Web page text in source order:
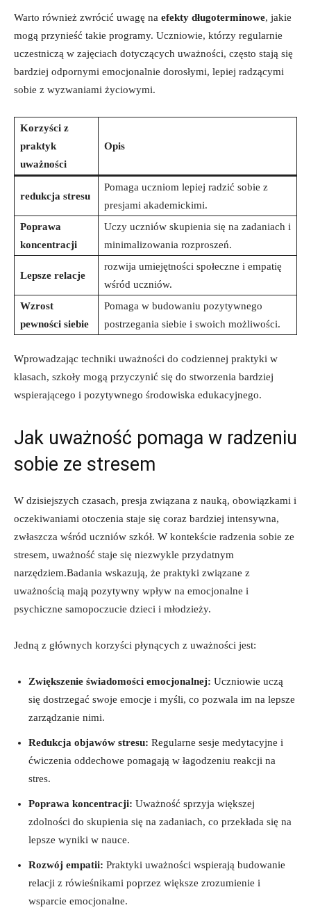
Warto również ​zwrócić uwagę na efekty długoterminowe, jakie
mogą przynieść takie programy. Uczniowie, którzy regularnie
uczestniczą w zajęciach dotyczących uważności, często stają się
bardziej ⁢odpornymi emocjonalnie dorosłymi, lepiej ‌radzącymi
sobie z wyzwaniami życiowymi.
Korzyści z
praktyk
uważności
Opis
redukcja stresu
Pomaga uczniom lepiej radzić sobie z
presjami akademickimi.
Poprawa
koncentracji
Uczy uczniów skupienia się na zadaniach i⁣
minimalizowania rozproszeń.
Lepsze relacje
rozwija umiejętności społeczne ‍i empatię
wśród uczniów.
Wzrost
pewności siebie
Pomaga w budowaniu pozytywnego
postrzegania siebie i swoich możliwości.
Wprowadzając techniki‌ uważności ‍do codziennej praktyki w⁢
klasach, szkoły mogą przyczynić się do stworzenia bardziej⁣
wspierającego i pozytywnego⁣ środowiska edukacyjnego.
Jak uważność pomaga w radzeniu
sobie ze⁢ stresem
W dzisiejszych ⁢czasach, presja związana z ⁢nauką, obowiązkami i
⁣oczekiwaniami otoczenia staje się ‌coraz bardziej intensywna,
zwłaszcza wśród uczniów szkół. W kontekście radzenia sobie ze
stresem, uważność staje⁢ się niezwykle​ przydatnym
⁤narzędziem.Badania​ wskazują, że praktyki związane ⁤z
uważnością mają‌ pozytywny wpływ na emocjonalne i‍
psychiczne‍ samopoczucie dzieci i młodzieży.
Jedną z głównych korzyści płynących z ⁤uważności jest:
Zwiększenie⁢ świadomości emocjonalnej: Uczniowie uczą
się dostrzegać swoje emocje ‍i myśli, co pozwala ​im na lepsze
zarządzanie‍ nimi.
Redukcja objawów stresu: ⁢Regularne⁣ sesje medytacyjne i
ćwiczenia oddechowe pomagają w ‍łagodzeniu reakcji na ​
stres.
Poprawa koncentracji: Uważność sprzyja większej
zdolności do skupienia się⁣ na zadaniach, co przekłada się na
lepsze wyniki w​ nauce.
Rozwój⁤ empatii: Praktyki uważności wspierają ‌budowanie
relacji z rówieśnikami poprzez większe zrozumienie i
⁢wsparcie emocjonalne.